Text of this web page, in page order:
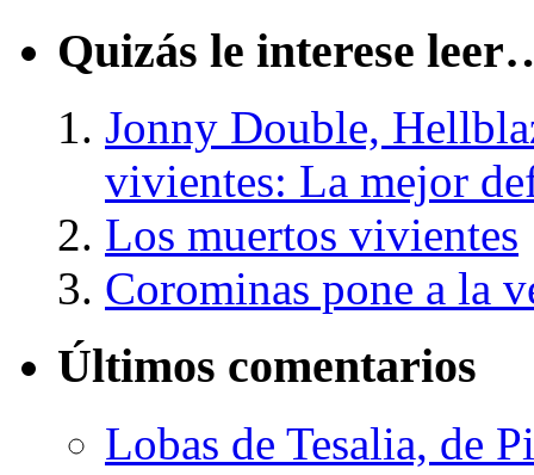
Quizás le interese
Jonny Double,
vivientes: La mejor
Los muertos vivientes
Corominas pone a la
Últimos comentarios
Lobas de Tesalia, de